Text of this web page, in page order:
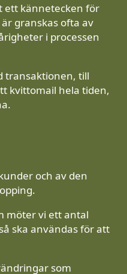
ett kännetecken för
granskas ofta av
i processen
transaktionen, till
kvittomail hela tiden,
och av den
möter vi ett antal
ska användas för att
som